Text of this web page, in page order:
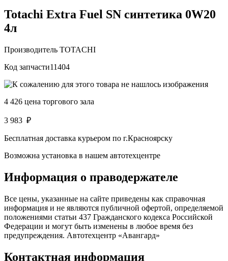
Totachi Extra Fuel SN синтетика 0W20
4л
Производитель TOTACHI
Код запчасти11404
4 426 цена торгового зала
3 983 ₽
Бесплатная доставка курьером по г.Красноярску
Возможна установка в нашем автотехцентре
Информация о праводержателе
Все цены, указанные на сайте приведены как справочная
информация и не являются публичной офертой, определяемой
положениями статьи 437 Гражданского кодекса Российской
Федерации и могут быть изменены в любое время без
предупреждения. Автотехцентр «Авангард»
Контактная информация